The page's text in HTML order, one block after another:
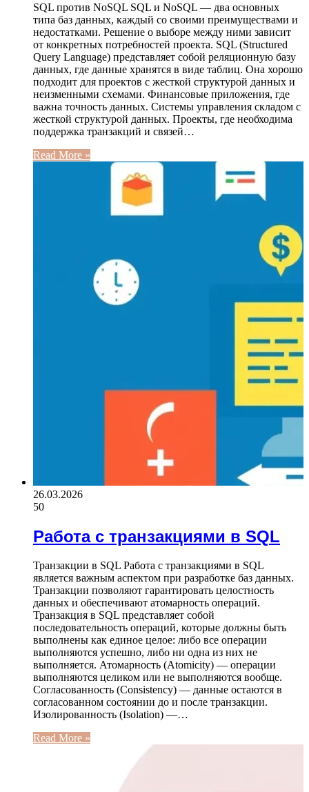
SQL против NoSQL SQL и NoSQL — два основных
типа баз данных, каждый со своими преимуществами и
недостатками. Решение о выборе между ними зависит
от конкретных потребностей проекта. SQL (Structured
Query Language) представляет собой реляционную базу
данных, где данные хранятся в виде таблиц. Она хорошо
подходит для проектов с жесткой структурой данных и
неизменными схемами. Финансовые приложения, где
важна точность данных. Системы управления складом с
жесткой структурой данных. Проекты, где необходима
поддержка транзакций и связей…
Read More »
26.03.2026
50
Работа с транзакциями в SQL
Транзакции в SQL Работа с транзакциями в SQL
является важным аспектом при разработке баз данных.
Транзакции позволяют гарантировать целостность
данных и обеспечивают атомарность операций.
Транзакция в SQL представляет собой
последовательность операций, которые должны быть
выполнены как единое целое: либо все операции
выполняются успешно, либо ни одна из них не
выполняется. Атомарность (Atomicity) — операции
выполняются целиком или не выполняются вообще.
Согласованность (Consistency) — данные остаются в
согласованном состоянии до и после транзакции.
Изолированность (Isolation) —…
Read More »